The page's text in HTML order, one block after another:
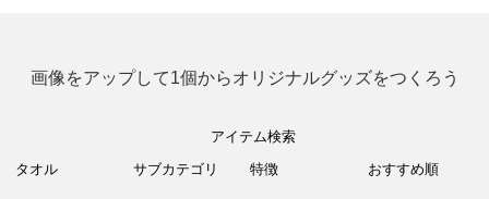
画像をアップして1個からオリジナルグッズをつくろう
アイテム検索